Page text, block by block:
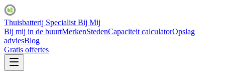
Thuisbatterij Specialist Bij Mij
Bij mij in de buurtMerkenStedenCapaciteit calculatorOpslag
adviesBlog
Gratis offertes